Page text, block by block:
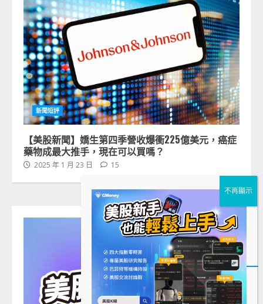
新聞短評
【美股新聞】嬌生第四季營收爆衝225億美元，癌症
藥物成最大推手，現在可以買嗎？
2025 年 1 月 23 日 15